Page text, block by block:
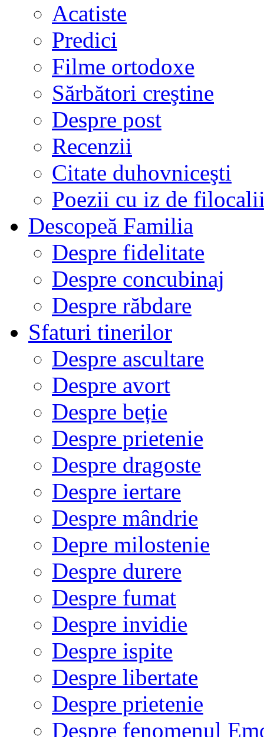
Acatiste
Predici
Filme ortodoxe
Sărbători creştine
Despre post
Recenzii
Citate duhovniceşti
Poezii cu iz de
Descopeă Familia
Despre fidelitate
Despre concubinaj
Despre răbdare
Sfaturi tinerilor
Despre ascultare
Despre avort
Despre beție
Despre prietenie
Despre dragoste
Despre iertare
Despre mândrie
Depre milostenie
Despre durere
Despre fumat
Despre invidie
Despre ispite
Despre libertate
Despre prietenie
Despre fenomenul